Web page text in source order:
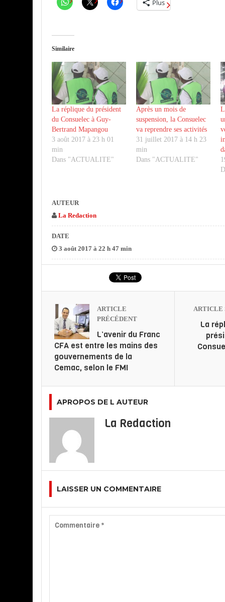
Plus
Similaire
La réplique du président
du Consuelec à Guy-
Bertrand Mapangou
3 août 2017 à 23 h 01
min
Dans "ACTUALITE"
Après un mois de
suspension, la Consuelec
va reprendre ses activités
31 juillet 2017 à 14 h 23
min
Dans "ACTUALITE"
AUTEUR
La Redaction
DATE
3 août 2017 à 22 h 47 min
ARTICLE
PRÉCÉDENT
L’avenir du Franc
CFA est entre les mains des
gouvernements de la
Cemac, selon le FMI
ARTICLE
La
APROPOS DE L AUTEUR
La Redaction
LAISSER UN COMMENTAIRE